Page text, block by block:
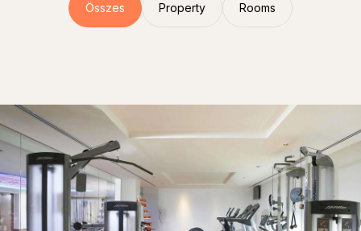
Összes Property Rooms